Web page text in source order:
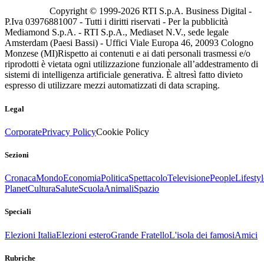
Copyright © 1999-2026 RTI S.p.A. Business Digital -
P.Iva 03976881007 - Tutti i diritti riservati - Per la pubblicità
Mediamond S.p.A. - RTI S.p.A., Mediaset N.V., sede legale
Amsterdam (Paesi Bassi) - Uffici Viale Europa 46, 20093 Cologno
Monzese (MI)Rispetto ai contenuti e ai dati personali trasmessi e/o
riprodotti è vietata ogni utilizzazione funzionale all’addestramento di
sistemi di intelligenza artificiale generativa. È altresì fatto divieto
espresso di utilizzare mezzi automatizzati di data scraping.
Legal
CorporatePrivacy PolicyCookie Policy
Sezioni
CronacaMondoEconomiaPoliticaSpettacoloTelevisionePeople
PlanetCulturaSaluteScuolaAnimaliSpazio
Speciali
Elezioni ItaliaElezioni esteroGrande FratelloL'isola dei famosiAmici
Rubriche